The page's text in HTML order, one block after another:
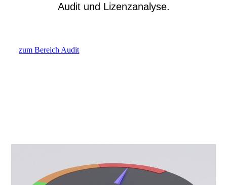
Audit und Lizenzanalyse.
zum Bereich Audit